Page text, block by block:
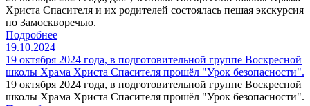
Христа Спасителя и их родителей состоялась пешая экскурсия
по Замоскворечью.
Подробнее
19.10.2024
19 октября 2024 года, в подготовительной группе Воскресной
школы Храма Христа Спасителя прошёл "Урок безопасности".
19 октября 2024 года, в подготовительной группе Воскресной
школы Храма Христа Спасителя прошёл "Урок безопасности".